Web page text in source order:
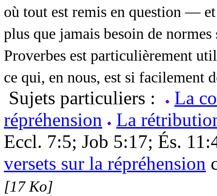
où tout est remis en question —
plus que jamais besoin de
Proverbes est particulièrement
ce qui, en nous, est si facilement
Sujets particuliers :
La
répréhension
La
Eccl. 7:5; Job 5:17; És.
versets sur la répréhension
[17 Ko]